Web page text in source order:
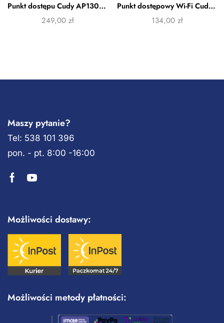
Punkt dostępu Cudy AP1300 Outdoor
249,00 zł
Punkt dostępowy Wi-Fi Cudy AP1200
134,00 zł
Maszy pytanie?
Tel: 538 101 396
pon. - pt. 8:00 -16:00
Możliwości dostawy:
Możliwości metody płatności: